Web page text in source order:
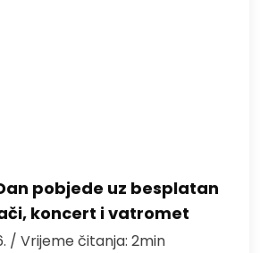
pobjede uz besplatan
koncert i vatromet
/ Vrijeme čitanja: 2min